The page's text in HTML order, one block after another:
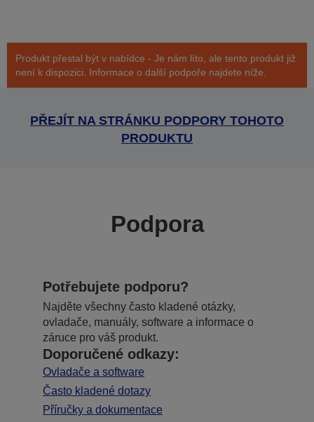
Produkt přestal být v nabídce - Je nám líto, ale tento produkt již
není k dispozici. Informace o další podpoře najdete níže.
PŘEJÍT NA STRÁNKU PODPORY TOHOTO
PRODUKTU
Podpora
Potřebujete podporu?
Najděte všechny často kladené otázky,
ovladače, manuály, software a informace o
záruce pro váš produkt.
Doporučené odkazy:
Ovladače a software
Často kladené dotazy
Příručky a dokumentace